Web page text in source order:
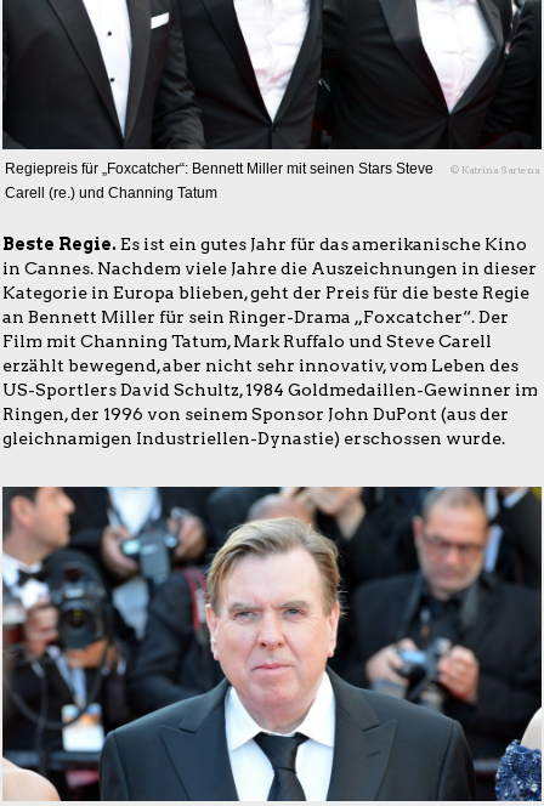
Regiepreis für „Foxcatcher“: Bennett Miller mit seinen Stars Steve
Carell (re.) und Channing Tatum
© Katrina Sartena
Beste Regie. Es ist ein gutes Jahr für das amerikanische Kino
in Cannes. Nachdem viele Jahre die Auszeichnungen in dieser
Kategorie in Europa blieben, geht der Preis für die beste Regie
an Bennett Miller für sein Ringer-Drama „Foxcatcher“. Der
Film mit Channing Tatum, Mark Ruffalo und Steve Carell
erzählt bewegend, aber nicht sehr innovativ, vom Leben des
US-Sportlers David Schultz, 1984 Goldmedaillen-Gewinner im
Ringen, der 1996 von seinem Sponsor John DuPont (aus der
gleichnamigen Industriellen-Dynastie) erschossen wurde.